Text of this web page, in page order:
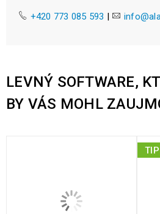
+420 773 085 593 |
LEVNÝ SOFTWARE,
BY VÁS MOHL
TIP